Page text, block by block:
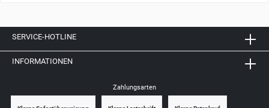
SERVICE-HOTLINE
INFORMATIONEN
Zahlungsarten